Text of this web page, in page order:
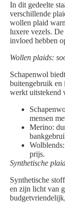
In dit gedeelte
verschillende
wollen plaid
luxere vezels.
invloed hebben
Wollen plaids:
Schapenwol
buitengebruik en
werkt uitstekend
mensen
Merino:
prijs.
Synthetische
Synthetische
en zijn licht van